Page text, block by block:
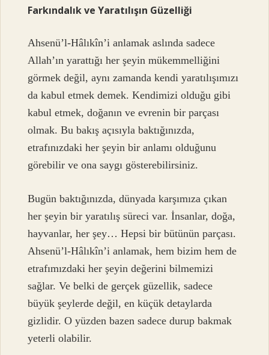
Farkındalık ve Yaratılışın Güzelliği
Ahsenü’l-Hâlıkîn’i anlamak aslında sadece
Allah’ın yarattığı her şeyin mükemmelliğini
görmek değil, aynı zamanda kendi yaratılışımızı
da kabul etmek demek. Kendimizi olduğu gibi
kabul etmek, doğanın ve evrenin bir parçası
olmak. Bu bakış açısıyla baktığınızda,
etrafınızdaki her şeyin bir anlamı olduğunu
görebilir ve ona saygı gösterebilirsiniz.
Bugün baktığınızda, dünyada karşımıza çıkan
her şeyin bir yaratılış süreci var. İnsanlar, doğa,
hayvanlar, her şey… Hepsi bir bütünün parçası.
Ahsenü’l-Hâlıkîn’i anlamak, hem bizim hem de
etrafımızdaki her şeyin değerini bilmemizi
sağlar. Ve belki de gerçek güzellik, sadece
büyük şeylerde değil, en küçük detaylarda
gizlidir. O yüzden bazen sadece durup bakmak
yeterli olabilir.